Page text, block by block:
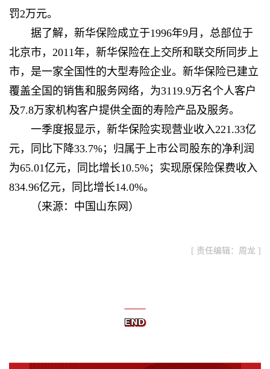
罚2万元。
据了解，新华保险成立于1996年9月，总部位于
北京市，2011年，新华保险在上交所和联交所同步上
市，是一家全国性的大型寿险企业。新华保险已建立
覆盖全国的销售和服务网络，为3119.9万名个人客户
及7.8万家机构客户提供全面的寿险产品及服务。
一季度报显示，新华保险实现营业收入221.33亿
元，同比下降33.7%；归属于上市公司股东的净利润
为65.01亿元，同比增长10.5%；实现原保险保费收入
834.96亿元，同比增长14.0%。
（来源：中国山东网 ）
[ 责任编辑：周龙 ]